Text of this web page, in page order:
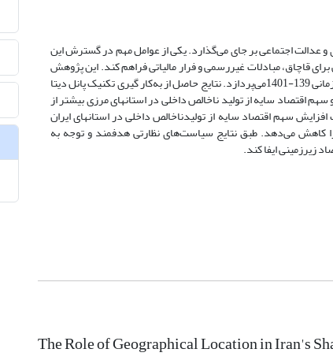
عدالت اجتماعی بر جای می‌گذارد. یکی از عوامل مهم در گسترش این
قاچاق، مبادلات غیررسمی و فرار مالیاتی فراهم کند. این پژوهش
به بررسی تأثیر موقعیت جغرافیایی بر اندازه اقتصاد سایه در استان‌های ایران طی دوره زمانی 139-1401می‌پردازد. نتایج حاصل از به‌کار گیری تکنیک پانل دیتا
اقتصاد سایه از تولید ناخالص داخلی در استانهای مرزی بیشتر از
سهم اقتصاد سایه از تولیدناخالص داخلی در استانهای ایران
کاهش می‌دهد. طبق نتایج سیاست‌های نظارتی هدفمند و توجه به
زیرزمینی ایفا کند.
The Role of Geographical Location in Iran's